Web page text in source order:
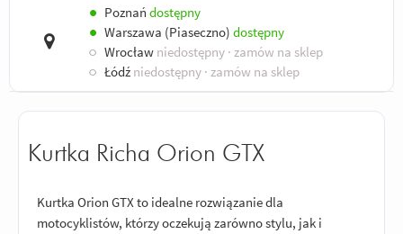
● Poznań dostępny
● Warszawa (Piaseczno) dostępny
○ Wrocław niedostępny · zamów na sklep
○ Łódź niedostępny · zamów na sklep
Kurtka Richa Orion GTX
Kurtka Orion GTX to idealne rozwiązanie dla
motocyklistów, którzy oczekują zarówno stylu, jak i